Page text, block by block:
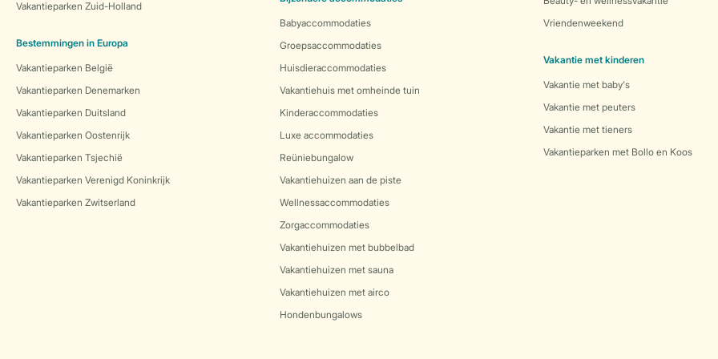
Vakantieparken Zuid-Holland
Bestemmingen in Europa
Vakantieparken België
Vakantieparken Denemarken
Vakantieparken Duitsland
Vakantieparken Oostenrijk
Vakantieparken Tsjechië
Vakantieparken Verenigd Koninkrijk
Vakantieparken Zwitserland
Babyaccommodaties
Groepsaccommodaties
Huisdieraccommodaties
Vakantiehuis met omheinde tuin
Kinderaccommodaties
Luxe accommodaties
Reüniebungalow
Vakantiehuizen aan de piste
Wellnessaccommodaties
Zorgaccommodaties
Vakantiehuizen met bubbelbad
Vakantiehuizen met sauna
Vakantiehuizen met airco
Hondenbungalows
Vriendenweekend
Vakantie met kinderen
Vakantie met baby's
Vakantie met peuters
Vakantie met tieners
Vakantieparken met Bollo en Koos